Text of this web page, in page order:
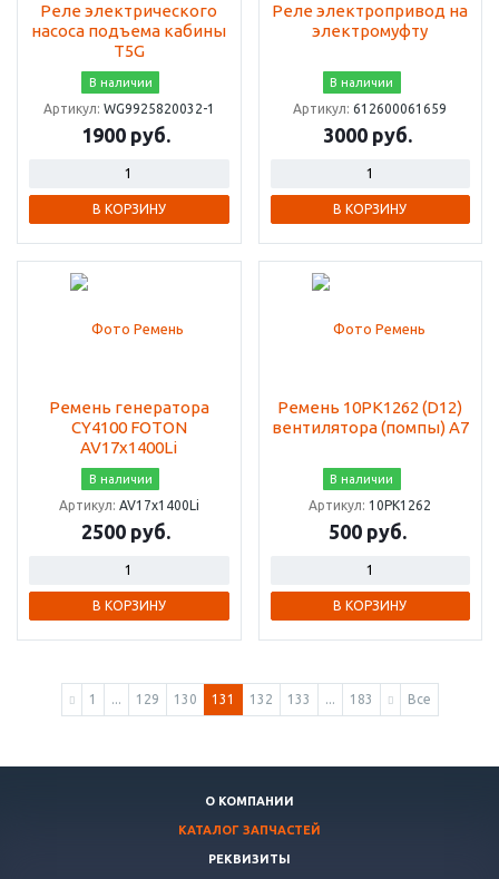
Реле электрического
насоса подъема кабины
T5G
В наличии
Артикул: WG9925820032-1
1900 руб.
В КОРЗИНУ
Реле электропривод на
электромуфту
В наличии
Артикул:612600061659
3000 руб.
В КОРЗИНУ
Ремень генератора
CY4100 FOTON
AV17x1400Li
В наличии
Артикул: AV17x1400Li
2500 руб.
В КОРЗИНУ
Ремень 10PK1262 (D12)
вентилятора (помпы) А7
В наличии
Артикул:10PK1262
500 руб.
В КОРЗИНУ
1 ... 129 130 131 132 133 ... 183 Все
О КОМПАНИИ
КАТАЛОГ ЗАПЧАСТЕЙ
РЕКВИЗИТЫ